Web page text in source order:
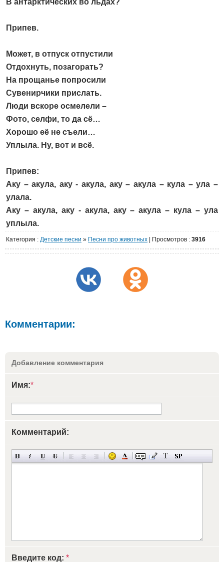
В антарктических во льдах?
Припев.
Может, в отпуск отпустили
Отдохнуть, позагорать?
На прощанье попросили
Сувенирчики прислать.
Люди вскоре осмелели –
Фото, селфи, то да сё…
Хорошо её не съели…
Уплыла. Ну, вот и всё.
Припев:
Аку – акула, аку - акула, аку – акула – кула – ула –
улала.
Аку – акула, аку - акула, аку – акула – кула – ула
уплыла.
Категория : Детские песни » Песни про животных Просмотров : 3916
Комментарии:
Добавление комментария
Имя:*
Комментарий:
Введите код: *